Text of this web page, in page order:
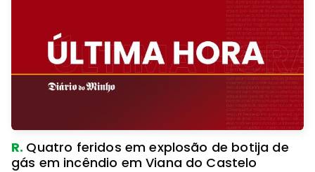
R. Quatro feridos em explosão de botija de
gás em incêndio em Viana do Castelo